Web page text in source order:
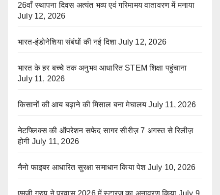
26वाँ स्थापना दिवस अत्यंत भव्य एवं गरिमामय वातावरण में मनाया
July 12, 2026
भारत-इंडोनेशिया संबंधों की नई दिशा July 12, 2026
भारत के हर बच्चे तक अनुभव आधारित STEM शिक्षा पहुंचाना
July 11, 2026
किसानों की आय बढ़ाने की मिसाल बना मेघालय July 11, 2026
नेटफ्लिक्स की ऑपरेशन सफेद सागर सीरीज़ 7 अगस्त से रिलीज़
होगी July 11, 2026
नैनो फाइबर आधारित सुरक्षा समाधान किया पेश July 10, 2026
एमजी ग्रुप ने प्रवास 2026 में स्टारज़ का अनावरण किया July 9,